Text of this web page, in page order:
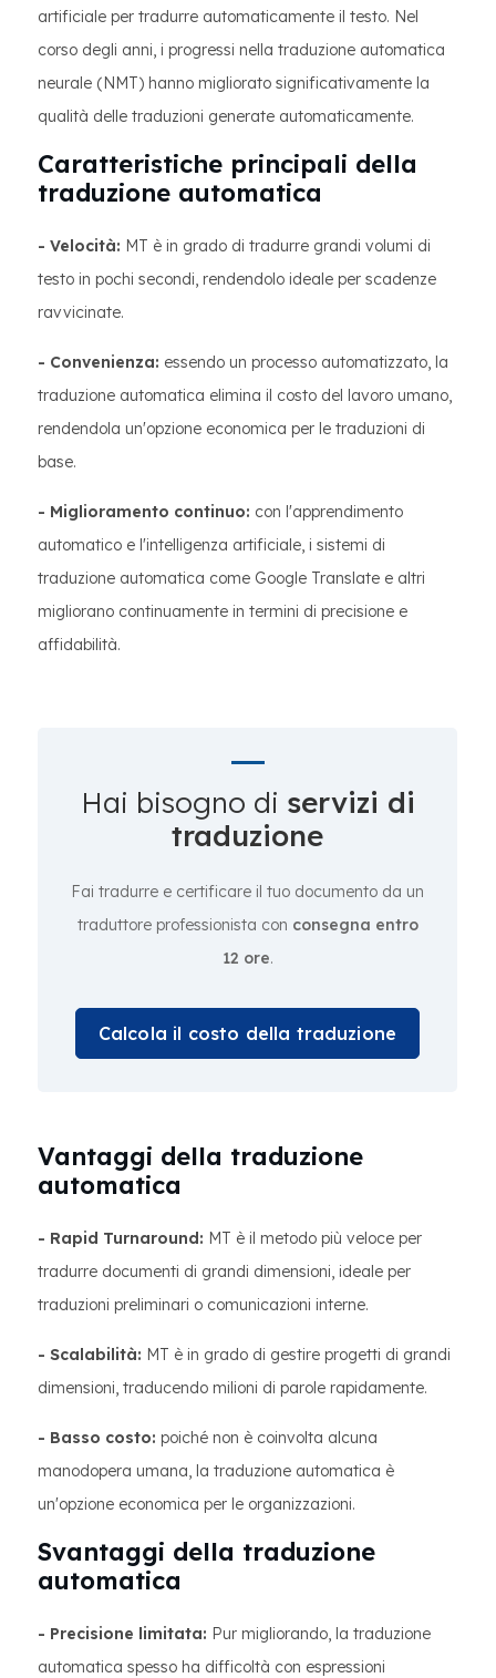
artificiale per tradurre automaticamente il testo. Nel
corso degli anni, i progressi nella traduzione automatica
neurale (NMT) hanno migliorato significativamente la
qualità delle traduzioni generate automaticamente.
Caratteristiche principali della
traduzione automatica
- Velocità: MT è in grado di tradurre grandi volumi di
testo in pochi secondi, rendendolo ideale per scadenze
ravvicinate.
- Convenienza: essendo un processo automatizzato, la
traduzione automatica elimina il costo del lavoro umano,
rendendola un'opzione economica per le traduzioni di
base.
- Miglioramento continuo: con l'apprendimento
automatico e l'intelligenza artificiale, i sistemi di
traduzione automatica come Google Translate e altri
migliorano continuamente in termini di precisione e
affidabilità.
Hai bisogno di servizi di
traduzione
Fai tradurre e certificare il tuo documento da un
traduttore professionista con consegna entro
12 ore.
Calcola il costo della traduzione
Vantaggi della traduzione
automatica
- Rapid Turnaround: MT è il metodo più veloce per
tradurre documenti di grandi dimensioni, ideale per
traduzioni preliminari o comunicazioni interne.
- Scalabilità: MT è in grado di gestire progetti di grandi
dimensioni, traducendo milioni di parole rapidamente.
- Basso costo: poiché non è coinvolta alcuna
manodopera umana, la traduzione automatica è
un'opzione economica per le organizzazioni.
Svantaggi della traduzione
automatica
- Precisione limitata: Pur migliorando, la traduzione
automatica spesso ha difficoltà con espressioni